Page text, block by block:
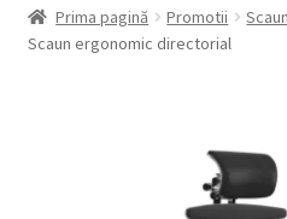
Scaune
Mobilier de grădină
Prima pagină Promotii
Scaun ergonomic directorial